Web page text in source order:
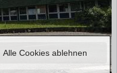
Alle Cookies ablehnen